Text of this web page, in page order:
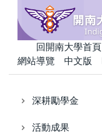
回開南大學首頁
網站導覽
中文版
深耕勵學金
活動成果